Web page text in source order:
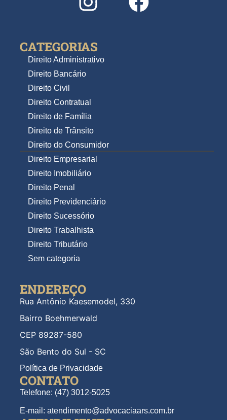
CATEGORIAS
Direito Administrativo
Direito Bancário
Direito Civil
Direito Contratual
Direito de Família
Direito de Trânsito
Direito do Consumidor
Direito Empresarial
Direito Imobiliário
Direito Penal
Direito Previdenciário
Direito Sucessório
Direito Trabalhista
Direito Tributário
Sem categoria
ENDEREÇO
Rua Antônio Kaesemodel, 330
Bairro Boehmerwald
CEP 89287-580
São Bento do Sul - SC
Política de Privacidade
CONTATO
Telefone: (47) 3012-5025
E-mail: atendimento@advocaciaars.com.br